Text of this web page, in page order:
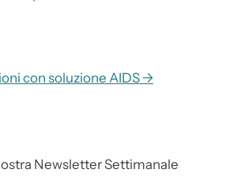
con soluzione AIDS →
Newsletter Settimanale